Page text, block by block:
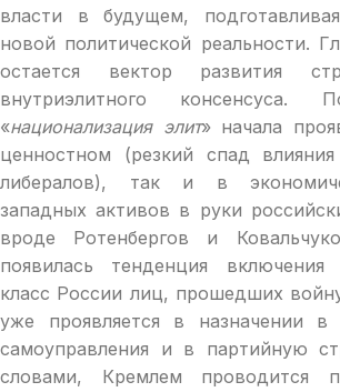
власти в будущем,
новой политической реальности.
остается вектор развития
внутриэлитного
«национализация элит» начала
ценностном (резкий спад влияния
либералов), так и в
западных активов в руки
вроде Ротенбергов и
появилась тенденция включения
класс России лиц, прошедших
уже проявляется в назначении в
самоуправления и в партийную
словами, Кремлем проводится